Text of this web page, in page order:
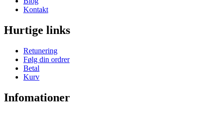
Kontakt
Hurtige links
Retunering
Følg din ordrer
Betal
Kurv
Infomationer